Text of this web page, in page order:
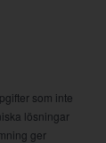
som inte
lösningar
ger